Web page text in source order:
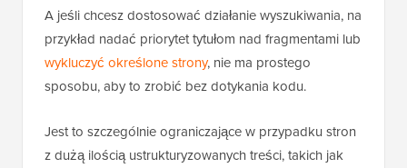
A jeśli chcesz dostosować działanie wyszukiwania, na
przykład nadać priorytet tytułom nad fragmentami lub
wykluczyć określone strony, nie ma prostego
sposobu, aby to zrobić bez dotykania kodu.
Jest to szczególnie ograniczające w przypadku stron
z dużą ilością ustrukturyzowanych treści, takich jak